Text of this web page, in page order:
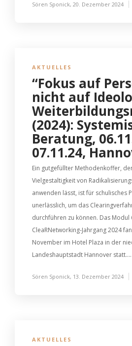
Sören Sponick, 20. Dezember 2024
AKTUELLES
“Fokus auf
nicht auf
(2024):
Beratung,
07.11.24,
Ein gutgefüllter Methodenkoffer,
Vielgestaltigkeit von
anwenden lässt, ist für schulisches
unerlässlich, um das
durchführen zu können. Das Modul
CleaRNetworking-Jahrgang 2024
November im Hotel Plaza in der
Landeshauptstadt Hannover statt....
Sören Sponick, 13. Dezember 2024
AKTUELLES